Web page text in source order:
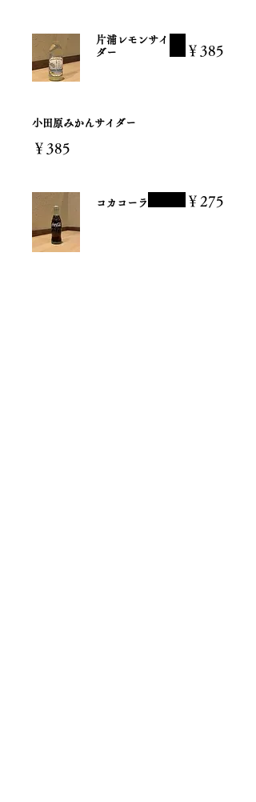
片浦レモンサイ
ダー
￥385
小田原みかんサイダー
￥385
コカコーラ ￥275